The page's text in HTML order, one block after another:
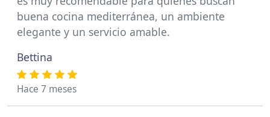
buena cocina mediterránea, un ambiente
elegante y un servicio amable.
Bettina
Hace 7 meses